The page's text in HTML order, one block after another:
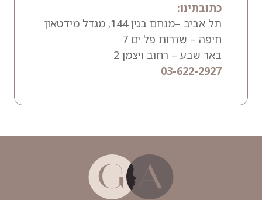
כתובתינו:
תל אביב –מנחם בגין 144, מגדל מידטאון
חיפה – שדרות פל ים 7
באר שבע – רחוב ויצמן 2
03-622-2927